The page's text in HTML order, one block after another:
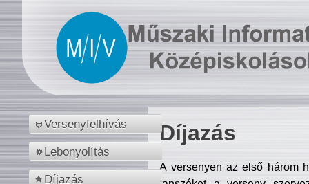
Versenyfelhívás
Lebonyolítás
Díjazás
Díjazás
A versenyen az első három